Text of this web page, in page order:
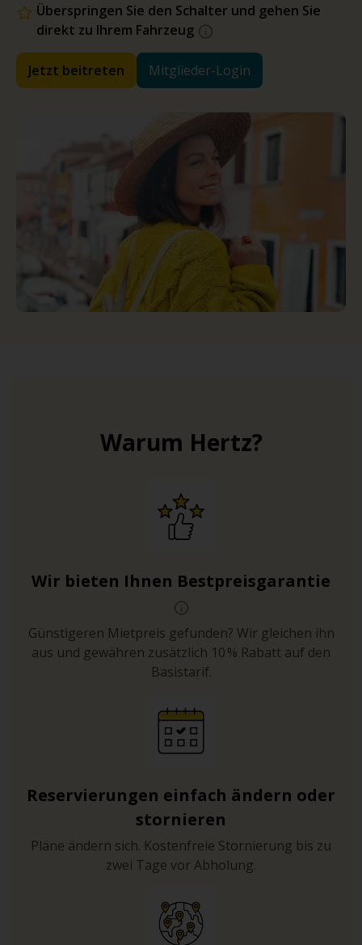
Überspringen Sie den Schalter und gehen Sie
direkt zu Ihrem Fahrzeug
Jetzt beitreten Mitglieder-Login
Warum Hertz?
Wir bieten Ihnen Bestpreisgarantie
Günstigeren Mietpreis gefunden? Wir gleichen ihn
aus und gewähren zusätzlich 10 % Rabatt auf den
Basistarif.
Reservierungen einfach ändern oder
stornieren
Pläne ändern sich. Kostenfreie Stornierung bis zu
zwei Tage vor Abholung.